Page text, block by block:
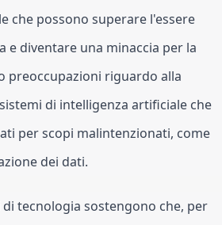
che possono superare l'essere
e diventare una minaccia per la
preoccupazioni riguardo alla
di intelligenza artificiale che
per scopi malintenzionati, come
dei dati.
tecnologia sostengono che, per